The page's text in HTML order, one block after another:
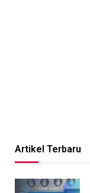
Artikel Terbaru